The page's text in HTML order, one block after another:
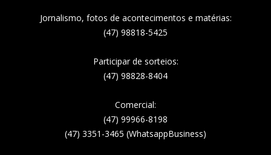
Jornalismo, fotos de acontecimentos e matérias:
(47) 98818-5425
Participar de sorteios:
(47) 98828-8404
Comercial:
(47) 99966-8198
(47) 3351-3465 (WhatsappBusiness)